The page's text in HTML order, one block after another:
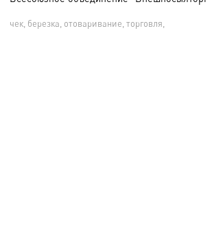
чек, березка, отоваривание, торговля,